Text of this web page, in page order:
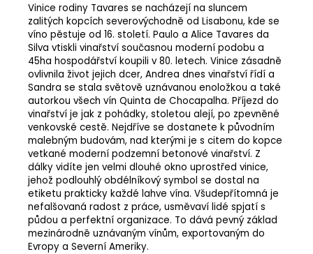
Vinice rodiny Tavares se nacházejí na sluncem
zalitých kopcích severovýchodně od Lisabonu, kde se
víno pěstuje od 16. století. Paulo a Alice Tavares da
Silva vtiskli vinařství současnou moderní podobu a
45ha hospodářství koupili v 80. letech. Vinice zásadně
ovlivnila život jejich dcer, Andrea dnes vinařství řídí a
Sandra se stala světově uznávanou enoložkou a také
autorkou všech vín Quinta de Chocapalha. Příjezd do
vinařství je jak z pohádky, stoletou alejí, po zpevněné
venkovské cestě. Nejdříve se dostanete k původním
malebným budovám, nad kterými je s citem do kopce
vetkané moderní podzemní betonové vinařství. Z
dálky vidíte jen velmi dlouhé okno uprostřed vinice,
jehož podlouhlý obdélníkový symbol se dostal na
etiketu prakticky každé lahve vína. Všudepřítomná je
nefalšovaná radost z práce, usměvaví lidé spjatí s
půdou a perfektní organizace. To dává pevný základ
mezinárodně uznávaným vínům, exportovaným do
Evropy a Severní Ameriky.